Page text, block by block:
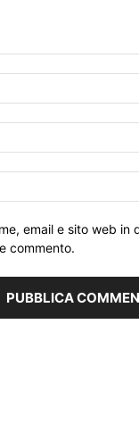
email e sito web in
commento.